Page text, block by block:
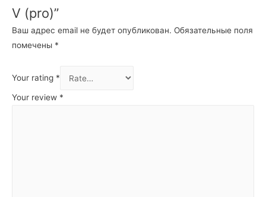
V (pro)”
Ваш адрес email не будет опубликован. Обязательные поля
помечены *
Your rating *
Your review *